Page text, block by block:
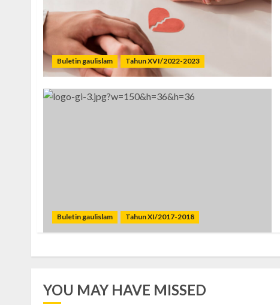
Buletin gaulislam Tahun XVI/2022-2023
Buletin gaulislam Tahun XI/2017-2018
YOU MAY HAVE MISSED